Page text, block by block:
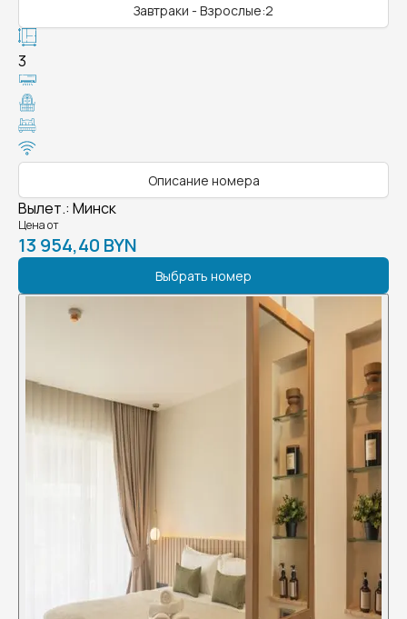
Завтраки - Взрослые:2
3
Описание номера
Вылет.: Минск
Цена от
13 954,40 BYN
Выбрать номер